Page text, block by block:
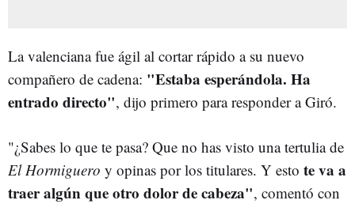
La valenciana fue ágil al cortar rápido a su nuevo
compañero de cadena: "Estaba esperándola. Ha
entrado directo", dijo primero para responder a Giró.
"¿Sabes lo que te pasa? Que no has visto una tertulia de
El Hormiguero y opinas por los titulares. Y esto te va a
traer algún que otro dolor de cabeza", comentó con